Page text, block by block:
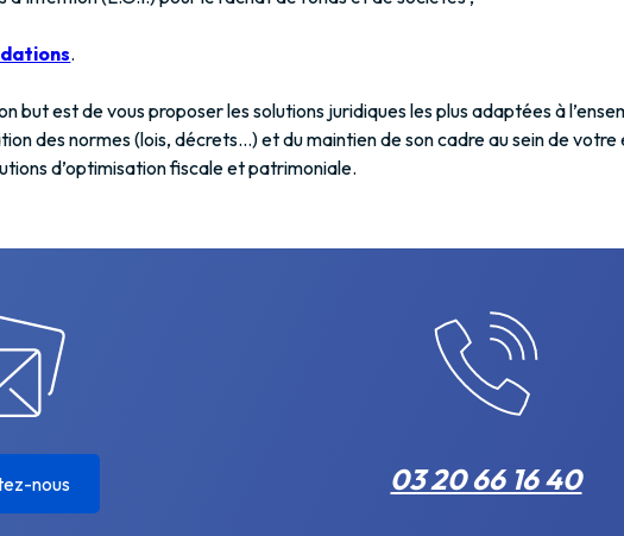
.
but est de vous proposer les solutions juridiques les plus adaptées à
des normes (lois, décrets…) et du maintien de son cadre au sein de
d’optimisation fiscale et patrimoniale.
nous 03 20 66 16 40